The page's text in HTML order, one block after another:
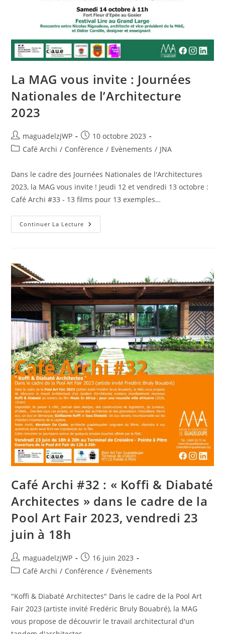
La MAG vous invite : Journées
Nationales de l’Architecture
2023
Auteur/autrice
de
maguadelzjWP
Publication
publiée :
10 octobre 2023
PostCafé Archi / Conférence / Evènements / JNA
Dans le cadre des Journées Nationales de l'Architectures
2023, la MAG vous invite ! Jeudi 12 et vendredi 13 octobre :
Café Archi #33 - 13 films pour 13 exemples…
Continuer La Lecture La
MAG
L’Architecture
2023
Café Archi #32 : « Koffi & Diabaté
Architectes » dans le cadre de la
Pool Art Fair 2023, vendredi 23
juin à 18h
Auteur/autrice
de
maguadelzjWP
Publication
publiée :
16 juin 2023
PostCafé Archi / Conférence / Evènements
"Koffi & Diabaté Architectes" Dans le cadre de la Pool Art
Fair 2023 (artiste invité Fredéric Bruly Bouabré), la MAG
vous propose de découvrir le travail architectural d'un